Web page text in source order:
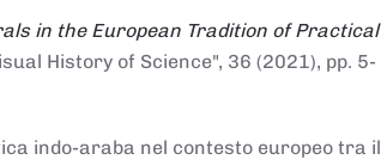
in the European Tradition of Practical
History of Science", 36 (2021), pp. 5-
indo-araba nel contesto europeo tra il